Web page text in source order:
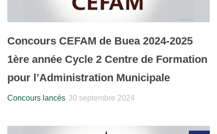
Concours CEFAM de Buea 2024-2025
1ère année Cycle 2 Centre de Formation
pour l’Administration Municipale
Concours lancés 30 septembre 2024